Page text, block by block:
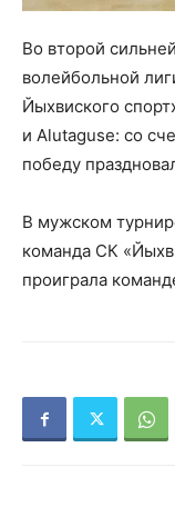
Во второй
волейбольной
Йыхвиского
и Alutaguse: со
победу
В мужском
команда СК
проиграла